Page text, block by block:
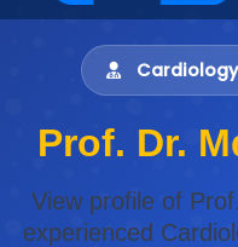
Prof. Dr.
View profile of
experienced